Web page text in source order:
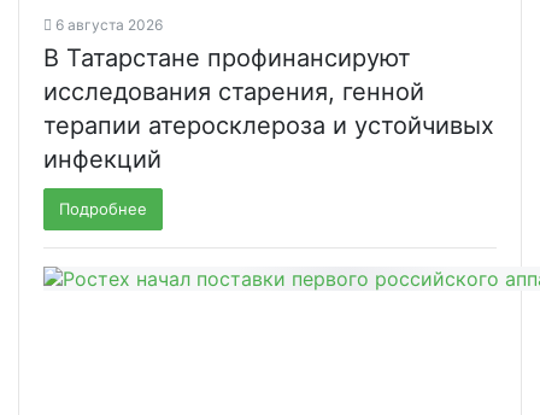
6 августа 2026
В Татарстане профинансируют
исследования старения, генной
терапии атеросклероза и устойчивых
инфекций
Подробнее